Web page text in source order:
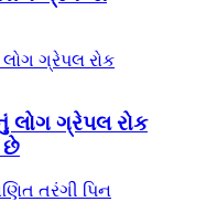
લોગ ગ્રેપલ રોક
છે